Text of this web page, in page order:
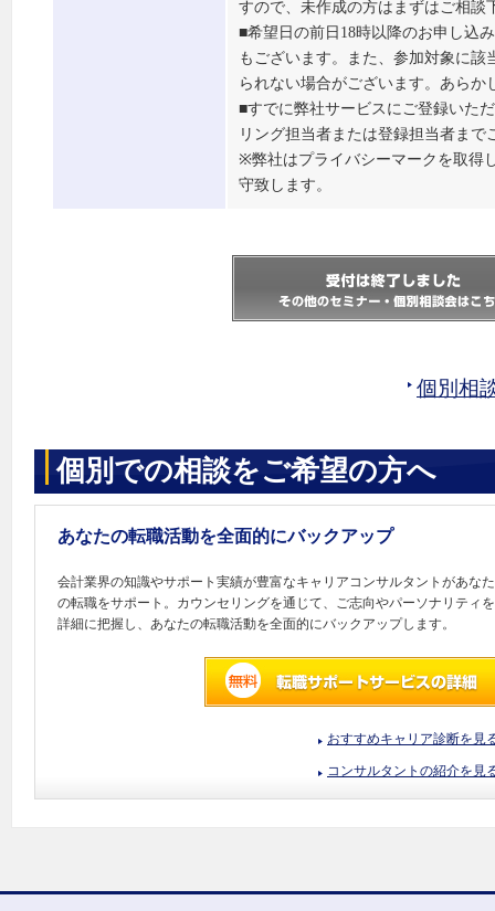
すので、未作成の方はまずはご相談
■希望日の前日18時以降のお申し込
もございます。また、参加対象に
られない場合がございます。あらか
■すでに弊社サービスにご登録いた
リング担当者または登録担当者まで
※弊社はプライバシーマークを取得
守致します。
個別相
個別での相談をご希望の方へ
あなたの転職活動を全面的にバックアップ
会計業界の知識やサポート実績が豊富なキャリアコンサルタントがあなた
の転職をサポート。カウンセリングを通じて、ご志向やパーソナリティを
詳細に把握し、あなたの転職活動を全面的にバックアップします。
おすすめキャリア診断を見
コンサルタントの紹介を見